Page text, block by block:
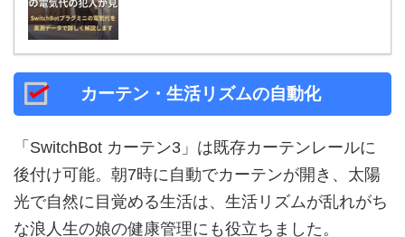
カーテン・生活リズムの自動化
「SwitchBot カーテン3」は既存カーテンレールに
後付け可能。朝7時に自動でカーテンが開き、太陽
光で自然に目覚める生活は、生活リズムが乱れがち
な浪人生の娘の健康管理にも役立ちました。